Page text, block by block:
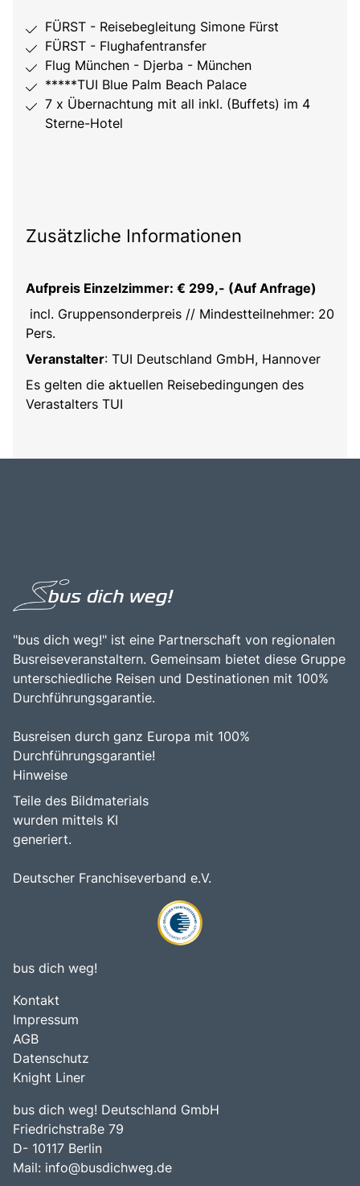
FÜRST - Reisebegleitung Simone Fürst
FÜRST - Flughafentransfer
Flug München - Djerba - München
*****TUI Blue Palm Beach Palace
7 x Übernachtung mit all inkl. (Buffets) im 4
Sterne-Hotel
Zusätzliche Informationen
Aufpreis Einzelzimmer: € 299,- (Auf Anfrage)
incl. Gruppensonderpreis // Mindestteilnehmer: 20
Pers.
Veranstalter: TUI Deutschland GmbH, Hannover
Es gelten die aktuellen Reisebedingungen des
Verastalters TUI
"bus dich weg!" ist eine Partnerschaft von regionalen
Busreiseveranstaltern. Gemeinsam bietet diese Gruppe
unterschiedliche Reisen und Destinationen mit 100%
Durchführungsgarantie.
Busreisen durch ganz Europa mit 100%
Durchführungsgarantie!
Hinweise
Teile des Bildmaterials
wurden mittels KI
generiert.
Deutscher Franchiseverband e.V.
bus dich weg!
Kontakt
Impressum
AGB
Datenschutz
Knight Liner
bus dich weg! Deutschland GmbH
Friedrichstraße 79
D- 10117 Berlin
Mail: info@busdichweg.de